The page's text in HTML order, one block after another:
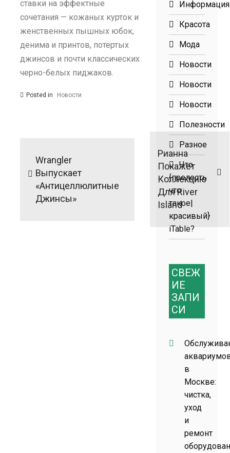
ставки на эффектные
сочетания — кожаных курток и
женственных пышных юбок,
денима и принтов, потертых
джинсов и почти классических
черно-белых пиджаков.
Posted in Новости
записям
Wrangler
Выпускает
«антицеллюлитные
Джинсы»
Рианна
Покажет
Коллекцию
Для River
Island
Информация
Красота
Мода
Новости
Новости
Новости
Полезности
Разное
Что
{прелесть
что
такое|
красивый}
iTable?
СВЕЖ
ИЕ
ЗАПИ
СИ
в
Москве:
чистка,
уход
и
ремонт